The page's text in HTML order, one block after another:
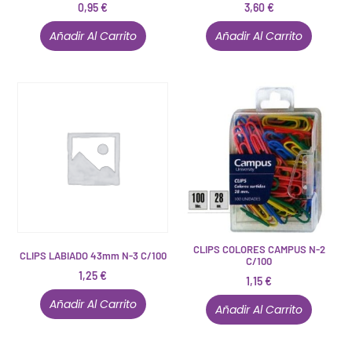
0,95€
Añadir Al Carrito
3,60€
Añadir Al Carrito
CLIPS LABIADO 43mm N-3 C/100
1,25€
Añadir Al Carrito
CLIPS COLORES CAMPUS N-2
C/100
1,15€
Añadir Al Carrito